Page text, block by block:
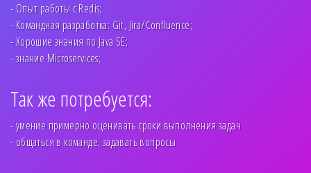
- Опыт работы с Redis;
- Командная разработка: Git, Jira/Confluence;
- Хорошие знания по Java SE;
- знание Microservices;
Так же потребуется:
- умение примерно оценивать сроки выполнения задач
- общаться в команде, задавать вопросы